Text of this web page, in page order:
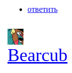
ответить
Bearcub